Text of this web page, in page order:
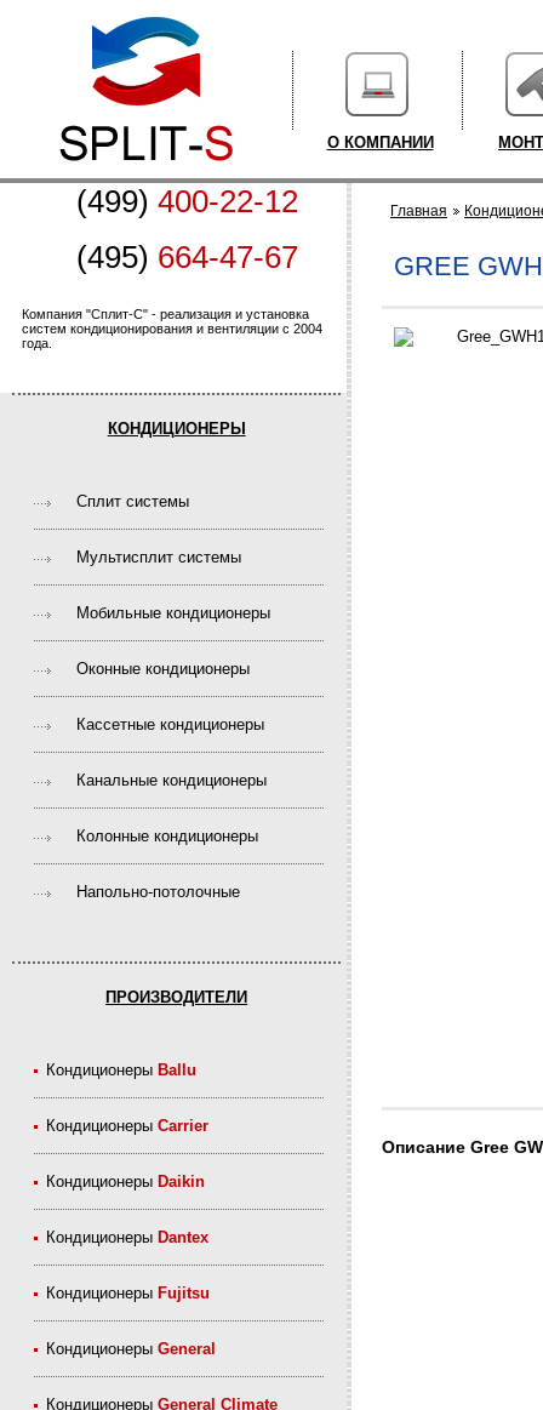
О КОМПАНИИ
(499) 400-22-12
(495) 664-47-67
Компания "Сплит-С" - реализация и установка
систем кондиционирования и вентиляции с 2004
года.
КОНДИЦИОНЕРЫ
Cплит системы
Мультисплит системы
Мобильные кондиционеры
Оконные кондиционеры
Кассетные кондиционеры
Канальные кондиционеры
Колонные кондиционеры
Напольно-потолочные
ПРОИЗВОДИТЕЛИ
Кондиционеры Ballu
КондиционерыCarrier
Кондиционеры Daikin
Кондиционеры Dantex
Кондиционеры Fujitsu
КондиционерыGeneral
КондиционерыGeneral Climate
Главная
GREE
Описание Gree